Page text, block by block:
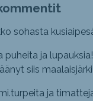
sohasta
puheita ja
siis maalaisjärki
ja